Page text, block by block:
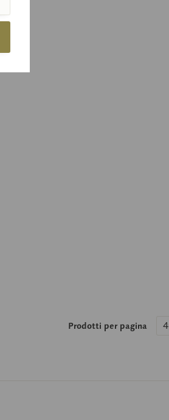
Prodotti per pagina